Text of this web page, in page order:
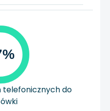
telefonicznych do